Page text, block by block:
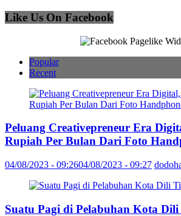
Like Us On Facebook
Popular
Recent
Peluang Creativepreneur Era
Rupiah Per Bulan Dari Foto
04/08/2023 - 09:2604/08/2023 - 09:27
Suatu Pagi di Pelabuhan Kota